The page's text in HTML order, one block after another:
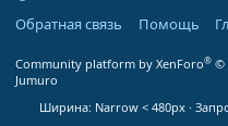
Обратная связь Помощь
Community platform by XenForo® ©
Jumuro
Ширина